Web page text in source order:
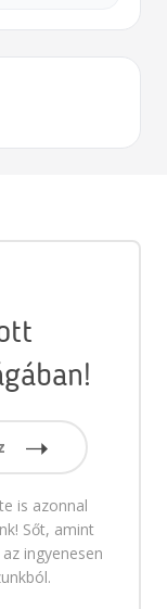
is azonnal
Sőt, amint
ingyenesen